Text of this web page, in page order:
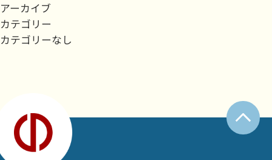
アーカイブ
カテゴリー
カテゴリーなし